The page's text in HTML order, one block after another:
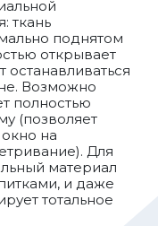
ткань
поднятом
открывает
Возможно
полностью
(позволяет
на
Для
материал
и даже
тотальное